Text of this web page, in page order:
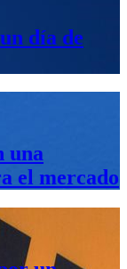
día de
una
el mercado